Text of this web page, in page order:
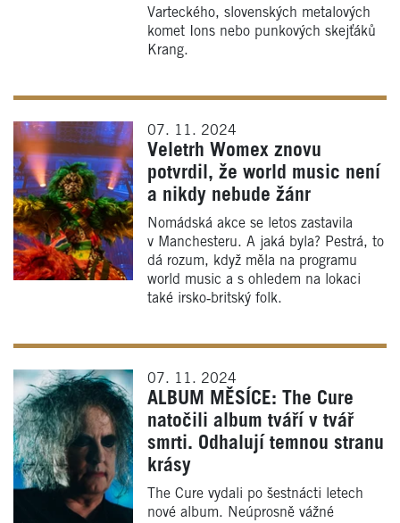
Varteckého, slovenských metalových
komet Ions nebo punkových skejťáků
Krang.
07. 11. 2024
Veletrh Womex znovu
potvrdil, že world music není
a nikdy nebude žánr
Nomádská akce se letos zastavila
v Manchesteru. A jaká byla? Pestrá, to
dá rozum, když měla na programu
world music a s ohledem na lokaci
také irsko‑britský folk.
07. 11. 2024
ALBUM MĚSÍCE: The Cure
natočili album tváří v tvář
smrti. Odhalují temnou stranu
krásy
The Cure vydali po šestnácti letech
nové album. Neúprosně vážné